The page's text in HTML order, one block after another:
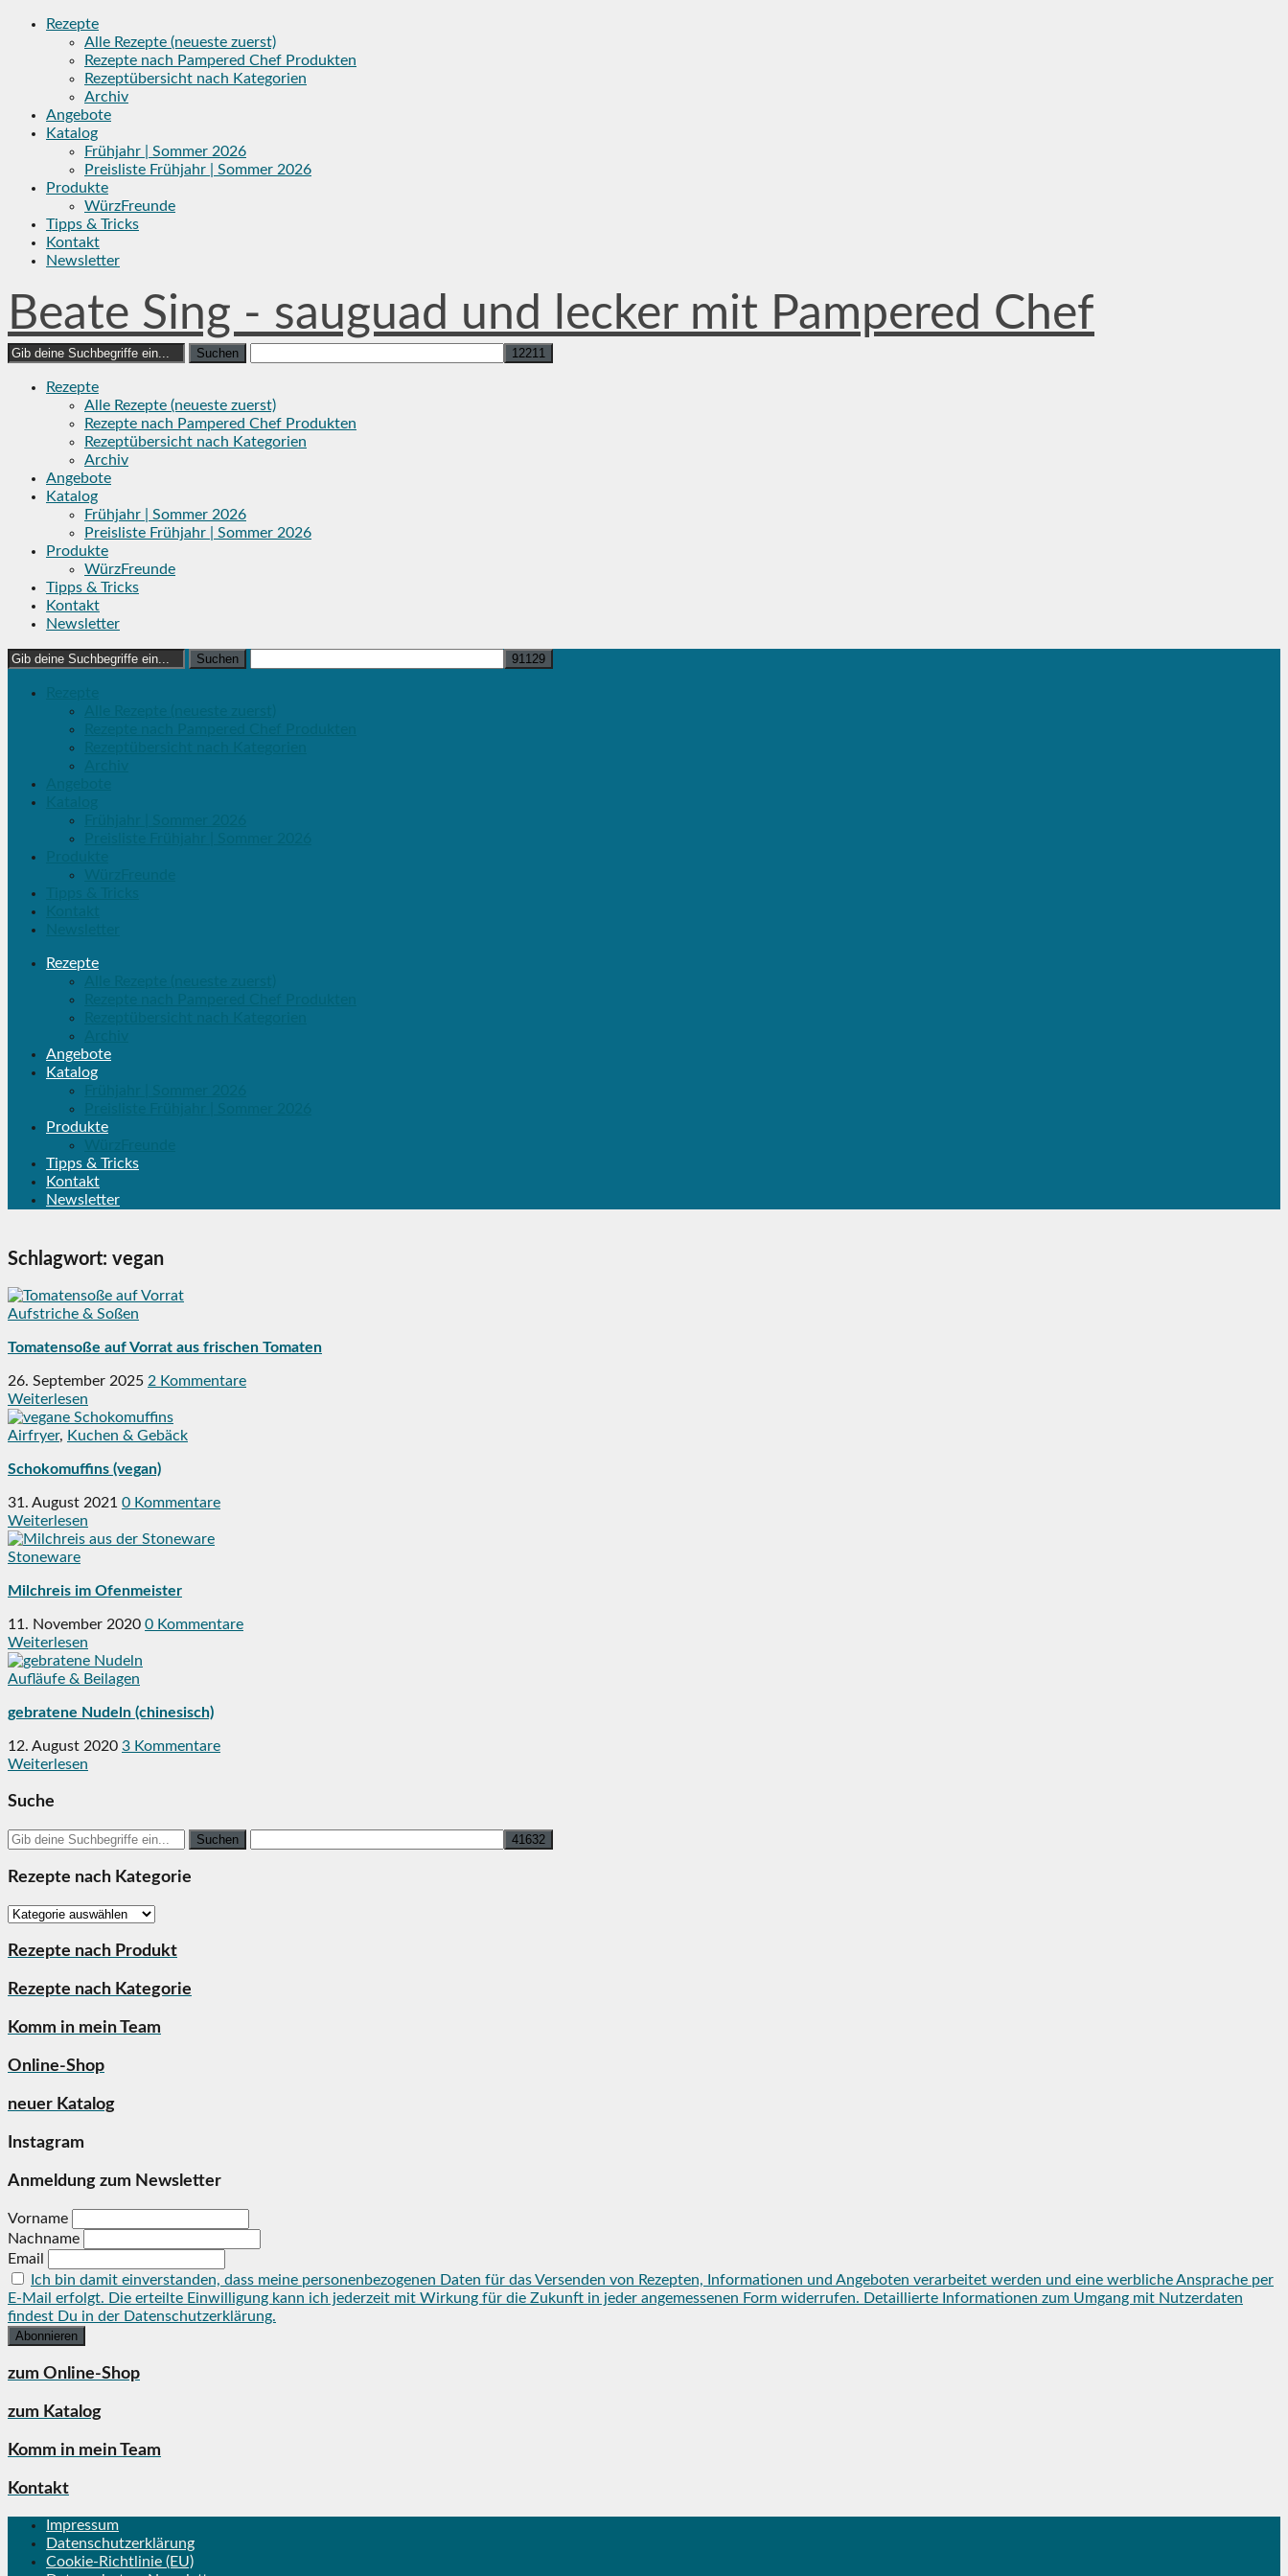
Skip
Rezepte
Alle Rezepte (neueste zuerst)
Rezepte nach Pampered Chef Produkten
Rezeptübersicht nach Kategorien
Archiv
Angebote
Katalog
Frühjahr | Sommer 2026
Preisliste Frühjahr | Sommer 2026
Produkte
WürzFreunde
Tipps & Tricks
Kontakt
Newsletter
Beate Sing - sauguad und lecker mit Pampered Chef
Search
Rezepte
Alle Rezepte (neueste zuerst)
Rezepte nach Pampered Chef Produkten
Rezeptübersicht nach Kategorien
Archiv
Angebote
Katalog
Frühjahr | Sommer 2026
Preisliste Frühjahr | Sommer 2026
Produkte
WürzFreunde
Tipps & Tricks
Kontakt
Newsletter
Search
Rezepte
Angebote
Katalog
Produkte
Tipps & Tricks
Kontakt
Newsletter
Schlagwort: vegan
Aufstriche & Soßen
Tomatensoße auf Vorrat aus frischen Tomaten
26. September 2025 2 Kommentare
Weiterlesen
Airfryer, Kuchen & Gebäck
Schokomuffins (vegan)
31. August 2021 0 Kommentare
Weiterlesen
Stoneware
Milchreis im Ofenmeister
11. November 2020 0 Kommentare
Weiterlesen
Aufläufe & Beilagen
gebratene Nudeln (chinesisch)
12. August 2020 3 Kommentare
Weiterlesen
Suche
Search
for:
Rezepte nach Kategorie
Rezepte
Kategorie
Rezepte nach Produkt
Rezepte nach Kategorie
Komm in mein Team
Online-Shop
neuer Katalog
Instagram
Anmeldung zum Newsletter
Vorname
Nachname
Email
Ich bin damit einverstanden, dass meine personenbezogenen Daten für das Versenden von Rezepten, Informationen und Angeboten verarbeitet werden und eine werbliche Ansprache per
E-Mail erfolgt. Die erteilte Einwilligung kann ich jederzeit mit Wirkung für die Zukunft in jeder angemessenen Form widerrufen. Detaillierte Informationen zum Umgang mit Nutzerdaten
findest Du in der Datenschutzerklärung.
zum Online-Shop
zum Katalog
Komm in mein Team
Kontakt
Impressum
Datenschutzerklärung
Cookie-Richtlinie (EU)